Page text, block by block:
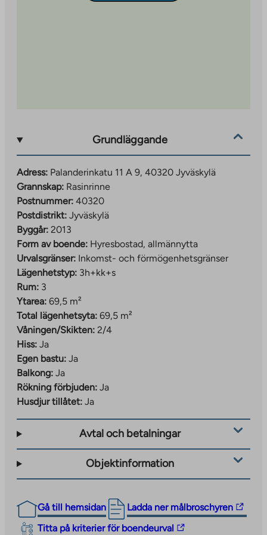
Grundläggande
Adress: Palanderinkatu 11 A 9, 40320 Jyväskylä
Grannskap: Rasinrinne
Postnummer: 40320
Postdistrikt: Jyväskylä
Byggår: 2013
Form av boende: Hyresbostad, allmännytta
Urvalsgränser: Inkomst- och förmögenhetsgränser
Lägenhetstyp: 3h+kk+s
Rum: 3
Ytarea: 69,5 m²
Total lägenhetsyta: 69,5 m²
Våningen/Skikten: 2/4
Hiss: Ja
Egen bastu: Ja
Balkong: Ja
Rökning förbjuden: Ja
Husdjur tillåtet: Ja
Avtal och betalningar
Objektinformation
Gå till hemsidan Ladda ner målbroschyren
The
Titta på kriterier för boendeurval
The